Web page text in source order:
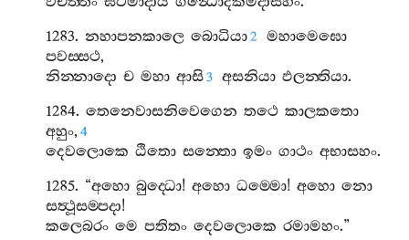
1283.නහාපනකාලෙ බොධියා2
මහාමෙඝො
පවස‍්සථ,
නින‍්නාදො ච මහා ආසි3 අසනියා ඵලන‍්තියා.
1284.තෙනෙවාසනිවෙගෙන තථෙ කාලකතො
අහුං, 4
දෙවලොකෙ ඨිතො සන‍්තො ඉමං ගාථං අභාසහං.
1285. “අහො බුද‍්ධො!අහො ධම‍්මො!අහො නො
සත්‍ථූසම‍්පදා!
කලෙබරං මෙ පතිතං දෙවලොකෙ රමාමහං.”